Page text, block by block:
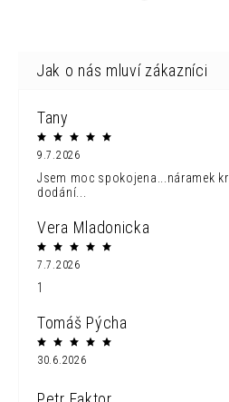
Tany
9.7.2026
Jsem moc spokojena...náramek
dodání...
Vera Mladonicka
7.7.2026
1
Tomáš Pýcha
30.6.2026